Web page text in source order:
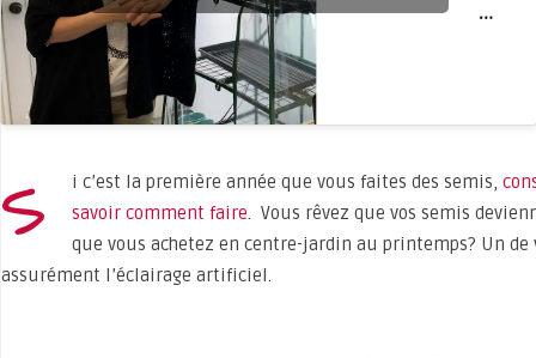
S i c’est la première année que vous faites des semis,
savoir comment faire. Vous rêvez que vos semis
que vous achetez en centre-jardin au printemps? Un
assurément l’éclairage artificiel.